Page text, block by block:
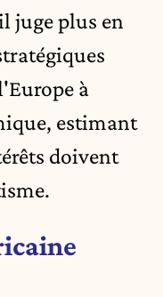
juge plus en
à
estimant
doivent